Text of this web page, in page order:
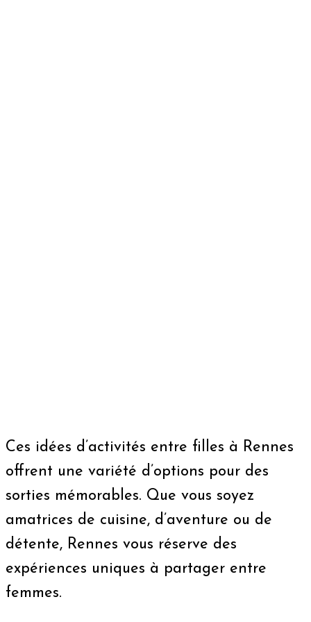
Ces idées d’activités entre filles à Rennes
offrent une variété d’options pour des
sorties mémorables. Que vous soyez
amatrices de cuisine, d’aventure ou de
détente, Rennes vous réserve des
expériences uniques à partager entre
femmes.